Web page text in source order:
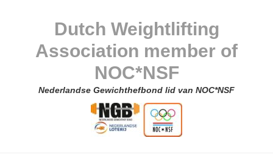
navigation
Dutch Weightlifting
Association member of
NOC*NSF
Nederlandse Gewichthefbond lid van NOC*NSF